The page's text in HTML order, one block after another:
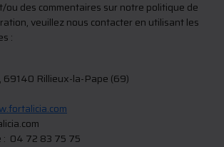
ou des commentaires sur notre politique de
veuillez nous contacter en utilisant les
:
69140 Rillieux-la-Pape (69)
: 04 72 83 75 75